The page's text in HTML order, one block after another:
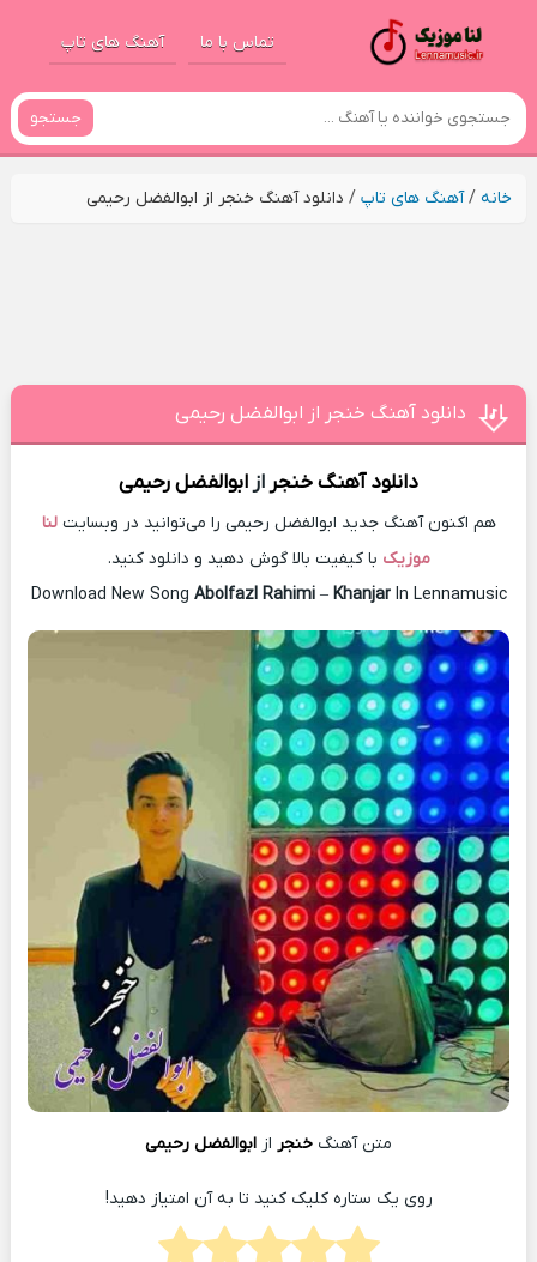
تماس با ما آهنگ های تاپ
جستجو
خانه/آهنگ های تاپ/ دانلود آهنگ خنجر از ابوالفضل رحیمی
دانلود آهنگ خنجر از ابوالفضل رحیمی
دانلود آهنگخنجر ازابوالفضل رحیمی
هم اکنون آهنگ جدید ابوالفضل رحیمی را می‌توانید در وبسایتلنا
موزیک با کیفیت بالا گوش دهید و دانلود کنید.
Download New Song Abolfazl Rahimi– KhanjarIn Lennamusic
متن آهنگ خنجر از ابوالفضل رحیمی
روی یک ستاره کلیک کنید تا به آن امتیاز دهید!